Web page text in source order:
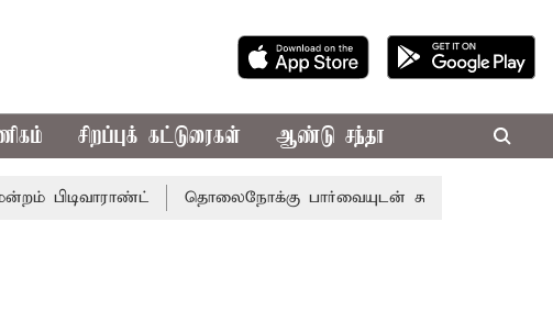
சிறப்புக் கட்டுரைகள் ஆண்டு சந்தா
தொலைநோக்கு பார்வையுடன் கூடிய வேளாண் பட்ஜெட்: